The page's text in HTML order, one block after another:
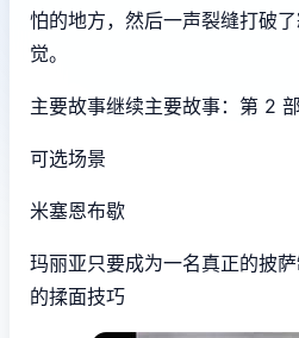
怕的地方，然后一声裂缝打破
觉。
主要故事继续主要故事：第 2 部
可选场景
米塞恩布歇
玛丽亚只要成为一名真正的披
的揉面技巧